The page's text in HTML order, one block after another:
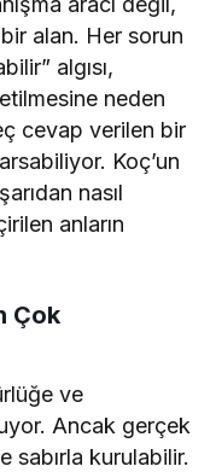
alan. Her sorun
algısı,
neden
cevap verilen bir
Koç’un
nasıl
anların
Çok
ve
Ancak gerçek
sabırla kurulabilir.